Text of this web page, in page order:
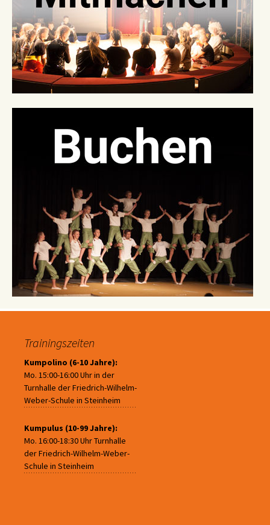
Trainingszeiten
Kumpolino (6-10 Jahre):
Mo. 15:00-16:00 Uhr in der
Turnhalle der Friedrich-Wilhelm-
Weber-Schule in Steinheim
Kumpulus (10-99 Jahre):
Mo. 16:00-18:30 Uhr Turnhalle
der Friedrich-Wilhelm-Weber-
Schule in Steinheim